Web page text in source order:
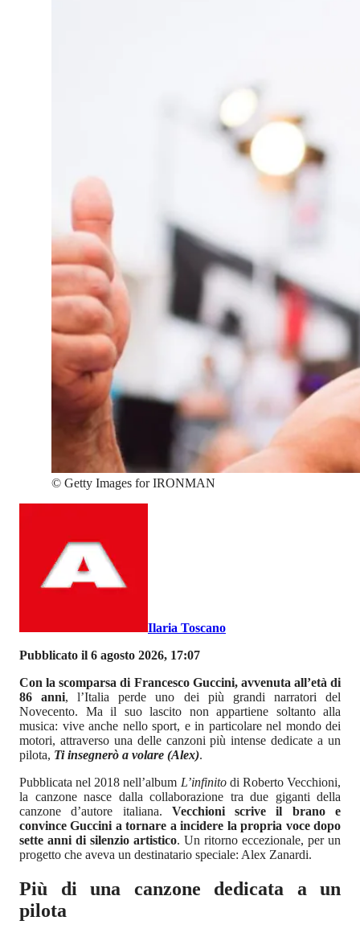
© Getty Images for IRONMAN
Ilaria Toscano
Pubblicato il 6 agosto 2026, 17:07
Con la scomparsa di Francesco Guccini, avvenuta all’età di
86 anni, l’Italia perde uno dei più grandi narratori del
Novecento. Ma il suo lascito non appartiene soltanto alla
musica: vive anche nello sport, e in particolare nel mondo dei
motori, attraverso una delle canzoni più intense dedicate a un
pilota, Ti insegnerò a volare (Alex).
Pubblicata nel 2018 nell’album L’infinitodi Roberto Vecchioni,
la canzone nasce dalla collaborazione tra due giganti della
canzone d’autore italiana. Vecchioni scrive il brano e
convince Guccini a tornare a incidere la propria voce dopo
sette anni di silenzio artistico. Un ritorno eccezionale, per un
progetto che aveva un destinatario speciale: Alex Zanardi.
Più di una canzone dedicata a un
pilota